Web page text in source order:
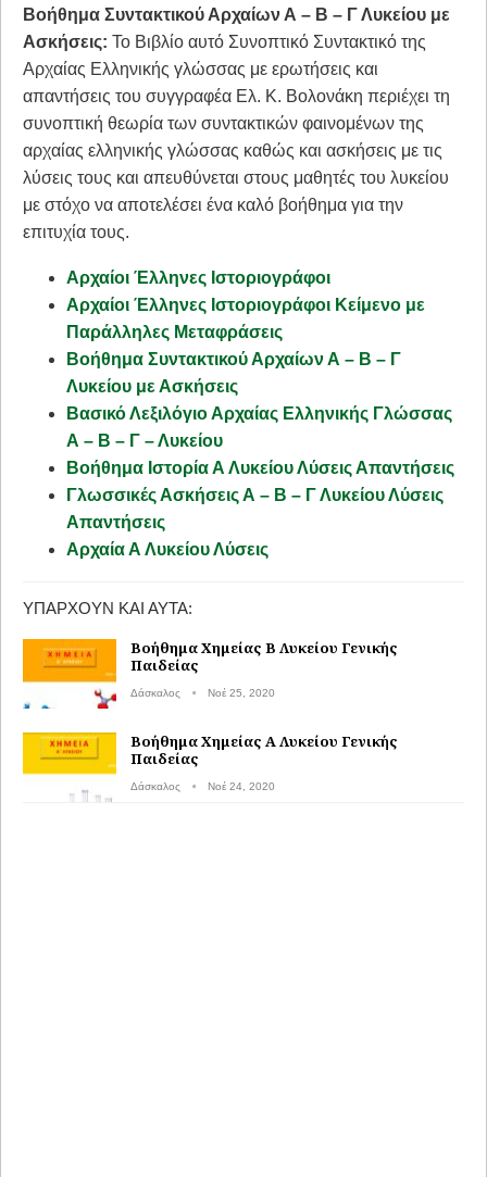
Βοήθημα Συντακτικού Αρχαίων Α – Β – Γ Λυκείου με
Ασκήσεις: Το Βιβλίο αυτό Συνοπτικό Συντακτικό της
Αρχαίας Ελληνικής γλώσσας με ερωτήσεις και
απαντήσεις του συγγραφέα Ελ. Κ. Βολονάκη περιέχει τη
συνοπτική θεωρία των συντακτικών φαινομένων της
αρχαίας ελληνικής γλώσσας καθώς και ασκήσεις με τις
λύσεις τους και απευθύνεται στους μαθητές του λυκείου
με στόχο να αποτελέσει ένα καλό βοήθημα για την
επιτυχία τους.
Αρχαίοι Έλληνες Ιστοριογράφοι
Αρχαίοι Έλληνες Ιστοριογράφοι Κείμενο με
Παράλληλες Μεταφράσεις
Βοήθημα Συντακτικού Αρχαίων Α – Β – Γ
Λυκείου με Ασκήσεις
Βασικό Λεξιλόγιο Αρχαίας Ελληνικής Γλώσσας
Α – Β – Γ – Λυκείου
Βοήθημα Ιστορία Α Λυκείου Λύσεις Απαντήσεις
Γλωσσικές Ασκήσεις Α – Β – Γ Λυκείου Λύσεις
Απαντήσεις
Αρχαία Α Λυκείου Λύσεις
ΥΠΆΡΧΟΥΝ ΚΑΙ ΑΥΤΆ:
Βοήθημα Χημείας Β Λυκείου Γενικής
Παιδείας
Δάσκαλος Νοέ 25, 2020
Βοήθημα Χημείας Α Λυκείου Γενικής
Παιδείας
Δάσκαλος Νοέ 24, 2020